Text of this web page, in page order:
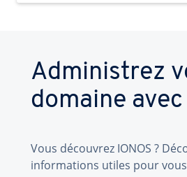
Administrez
domaine avec
Vous découvrez IONOS ?
informations utiles pour